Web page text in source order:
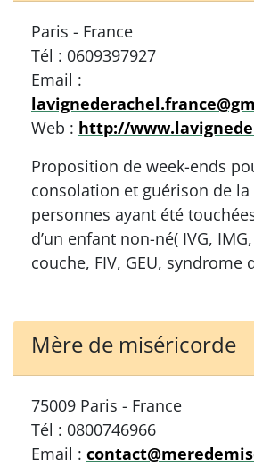
Paris - France
Tél : 0609397927
Email :
Web : http://
Proposition de week-ends
consolation et guérison de
personnes ayant été
d’un enfant non-né( IVG,
couche, FIV, GEU, syndrome
Mère de miséricorde
75009 Paris - France
Tél : 0800746966
Email :